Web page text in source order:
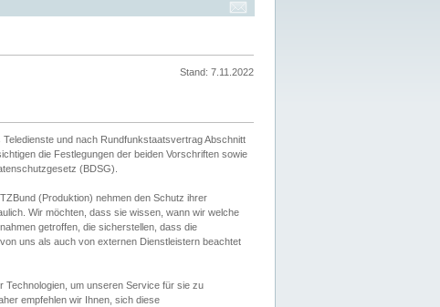
Stand: 7.11.2022
und nach Rundfunkstaatsvertrag Abschnitt
die Festlegungen der beiden Vorschriften sowie
(BDSG).
(Produktion) nehmen den Schutz ihrer
Wir möchten, dass sie wissen, wann wir welche
getroffen, die sicherstellen, dass die
uns als auch von externen Dienstleistern beachtet
Technologien, um unseren Service für sie zu
empfehlen wir Ihnen, sich diese